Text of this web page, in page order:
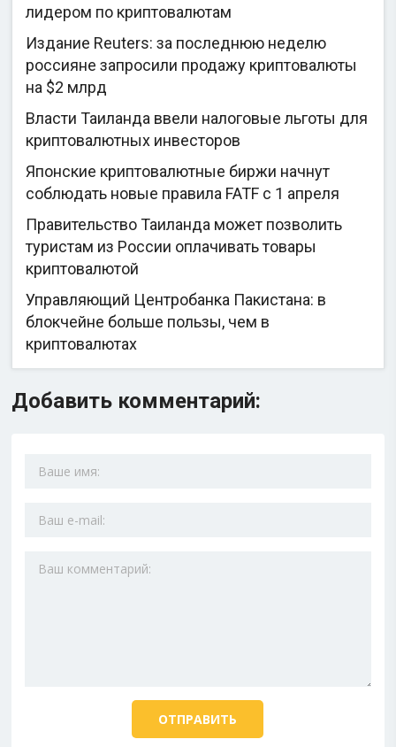
лидером по криптовалютам
Издание Reuters: за последнюю неделю
россияне запросили продажу криптовалюты
на $2 млрд
Власти Таиланда ввели налоговые льготы для
криптовалютных инвесторов
Японские криптовалютные биржи начнут
соблюдать новые правила FATF с 1 апреля
Правительство Таиланда может позволить
туристам из России оплачивать товары
криптовалютой
Управляющий Центробанка Пакистана: в
блокчейне больше пользы, чем в
криптовалютах
Добавить комментарий: